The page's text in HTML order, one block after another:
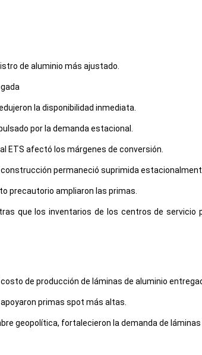
de aluminio más ajustado.
la disponibilidad inmediata.
por la demanda estacional.
ETS afectó los márgenes de conversión.
permaneció suprimida
precautorio ampliaron las primas.
que los inventarios de los centros de servicio
de producción de láminas de aluminio
primas spot más altas.
geopolítica, fortalecieron la demanda de láminas